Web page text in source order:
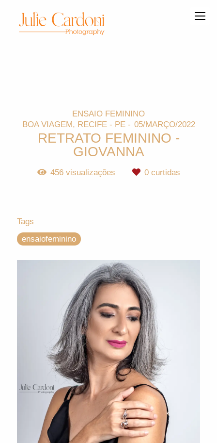
ENSAIO FEMININO
BOA VIAGEM, RECIFE - PE
05/MARÇO/2022
RETRATO FEMININO -
GIOVANNA
456visualizações 0curtidas
Tags
ensaiofeminino